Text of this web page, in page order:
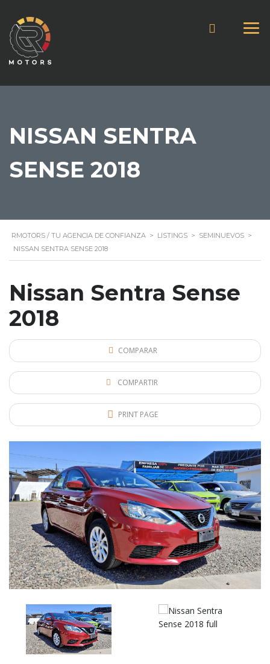
NISSAN SENTRA
SENSE 2018
RMOTORS / TU AGENCIA DE CONFIANZA > LISTINGS > SEMINUEVOS >
NISSAN SENTRA SENSE 2018
Nissan Sentra Sense
2018
COMPARAR
COMPARTIR
PRINT PAGE